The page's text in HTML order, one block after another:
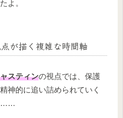
よ。
が描く複雑な時間軸
スティンの視点では、保護
神的に追い詰められていく
……